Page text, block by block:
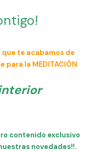
te acabamos de
la MEDITACIÓN
contenido exclusivo
novedades!!.